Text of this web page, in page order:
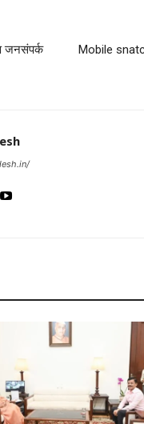
जनसंपर्क
Mobile